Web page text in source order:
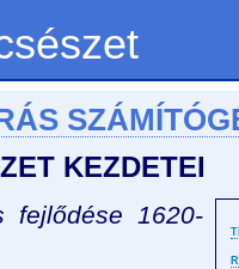
KEZDETEI
fejlődése 1620-